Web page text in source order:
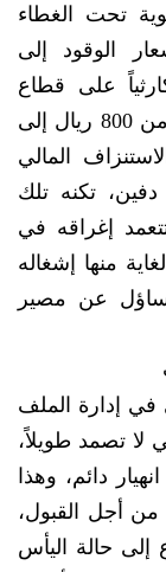
تحت الغطاء
الوقود إلى
على قطاع
الكهرباء التجاري، حيث ارتفعت التعرفة من 800 ريال إلى
المالي
تكنه تلك
إغراقه في
منها إشغاله
عن مصير
في إدارة الملف
لا تصمد طويلاً،
دائم، وهذا
من أجل القبول،
حالة اليأس